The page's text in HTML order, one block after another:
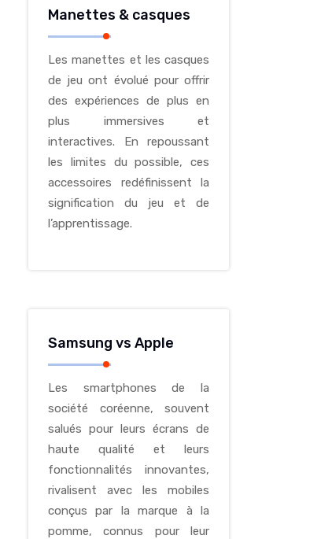
Manettes & casques
Les manettes et les casques
de jeu ont évolué pour offrir
des expériences de plus en
plus immersives et
interactives. En repoussant
les limites du possible, ces
accessoires redéfinissent la
signification du jeu et de
l’apprentissage.
Samsung vs Apple
Les smartphones de la
société coréenne, souvent
salués pour leurs écrans de
haute qualité et leurs
fonctionnalités innovantes,
rivalisent avec les mobiles
conçus par la marque à la
pomme, connus pour leur